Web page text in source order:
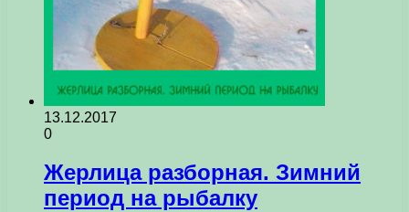
13.12.2017
0
Жерлица разборная. Зимний
период на рыбалку